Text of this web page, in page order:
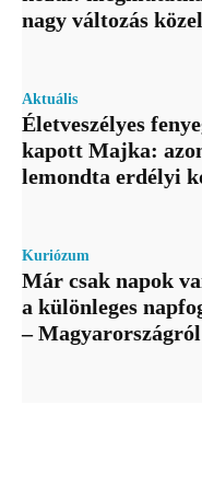
nagy változás
Aktuális
Életveszélyes
kapott Majka:
lemondta erdélyi
Kuriózum
Már csak napok
a különleges
–